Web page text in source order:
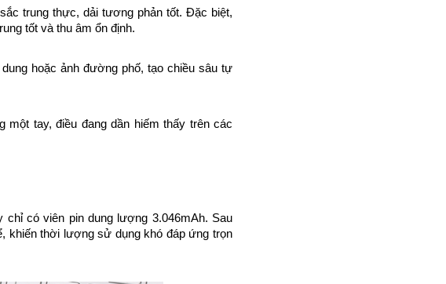
trung thực, dải tương phản tốt. Đặc biệt,
tốt và thu âm ổn định.
hoặc ảnh đường phố, tạo chiều sâu tự
một tay, điều đang dần hiếm thấy trên các
chỉ có viên pin dung lượng 3.046mAh. Sau
khiến thời lượng sử dụng khó đáp ứng trọn